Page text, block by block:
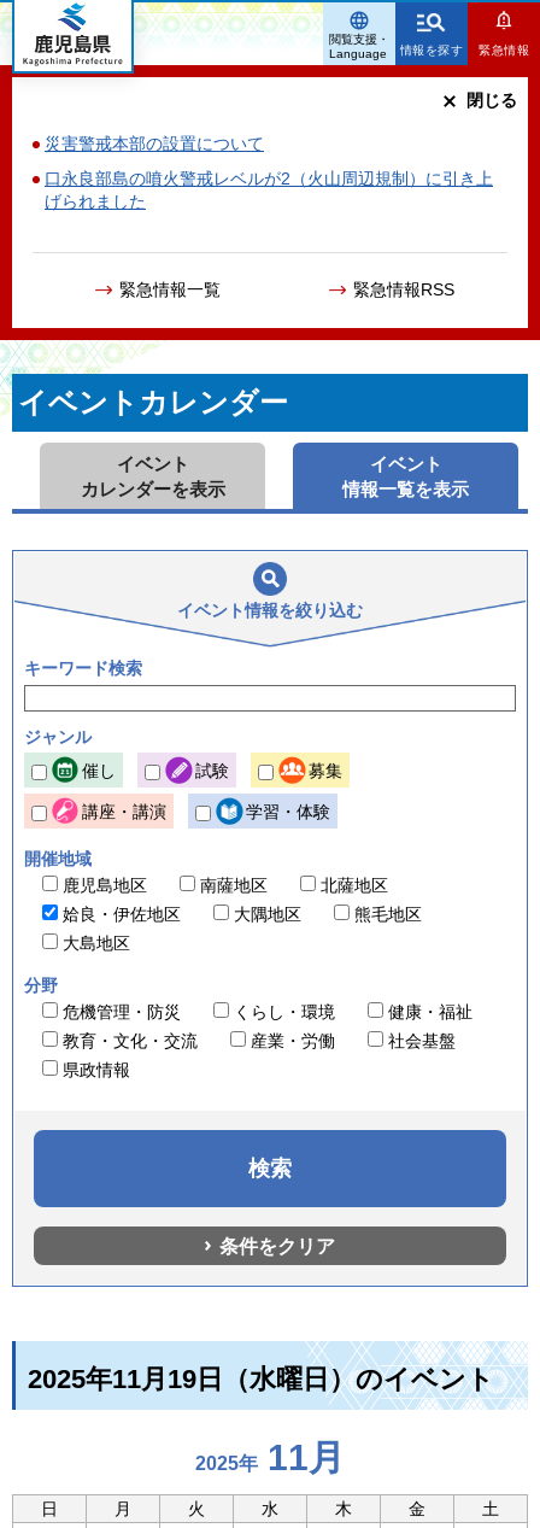
鹿児島県
情報を探す 緊急情報
災害警戒本部の設置について
口永良部島の噴火警戒レベルが2（火山周辺規制）に引き上
げられました
緊急情報一覧 緊急情報RSS
閉じる
閲覧支援・
Language
イベントカレンダー
イベント
カレンダーを表示
イベント
情報一覧を表示
イベント情報を絞り込む
キーワード検索
ジャンル
催し
試験 募集
講座・講演 学習・体験
開催地域
鹿児島地区
南薩地区
北薩地区
姶良・伊佐地区
大隅地区
熊毛地区
大島地区
分野
危機管理・防災
くらし・環境
健康・福祉
教育・文化・交流
産業・労働
社会基盤
県政情報
条件をクリア
2025年11月19日（水曜日）のイベント
2025年 11月
日 月 火 水 木 金
土